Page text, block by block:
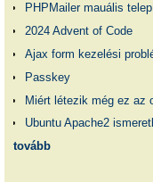
PHPMailer mauális
2024 Advent of Code
Ajax form kezelési
Passkey
Miért létezik még ez az
Ubuntu Apache2
tovább